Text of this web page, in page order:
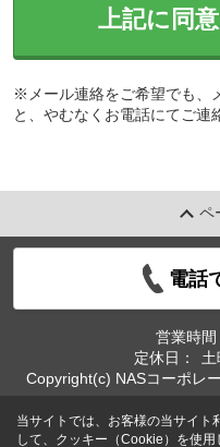
上記に同
※メール連絡をご希望でも、
と、やむなくお電話にてご連
ペ
電話
営業時間
定休日：
Copyright(c) NASコーポレ
当サイトでは、お客様の当サイト
して、クッキー（Cookie）を使用